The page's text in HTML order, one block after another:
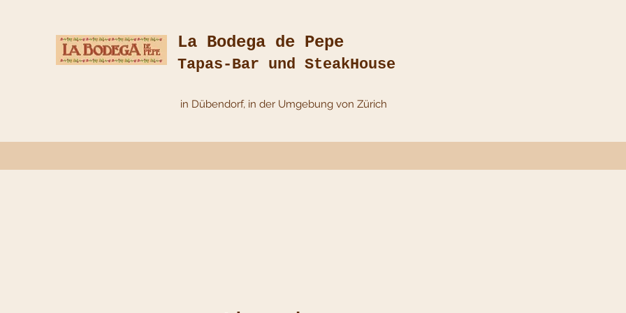
La Bodega de Pepe
Tapas-Bar und SteakHouse
in Dübendorf, in der Umgebung von Zürich